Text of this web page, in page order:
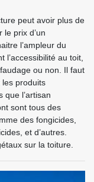
peut avoir plus de
prix d’un
l’ampleur du
au toit,
ou non. Il faut
les produits
que l’artisan
sont tous des
des fongicides,
et d’autres.
sur la toiture.